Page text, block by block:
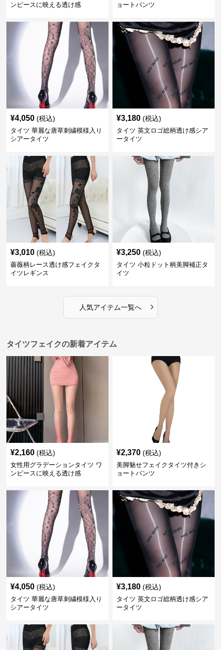
ンピースに映える透け感
ョートパンツ
¥4,050 (税込)
タイツ 華麗な唐草刺繍模様入り
シアータイツ
¥3,180 (税込)
タイツ 英文ロゴ総柄透け感シア
ータイツ
¥3,010 (税込)
薔薇柄レース透け感フェイクタ
イツレギンス
¥3,250 (税込)
タイツ 小粒ドット柄美脚補正タ
イツ
人気アイテム一覧へ ›
タイツフェイクの新着アイテム
¥2,160 (税込)
女性用グラデーションタイツ ワ
ンピースに映える透け感
¥2,370 (税込)
美脚魅せフェイクタイツ付きシ
ョートパンツ
¥4,050 (税込)
タイツ 華麗な唐草刺繍模様入り
シアータイツ
¥3,180 (税込)
タイツ 英文ロゴ総柄透け感シア
ータイツ